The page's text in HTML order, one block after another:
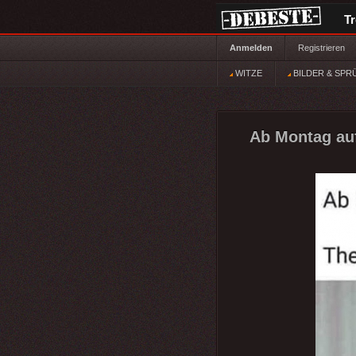
Anmelden Registrieren
WITZE BILDER &
Ab Montag